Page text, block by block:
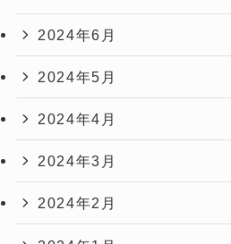
2024年6月
2024年5月
2024年4月
2024年3月
2024年2月